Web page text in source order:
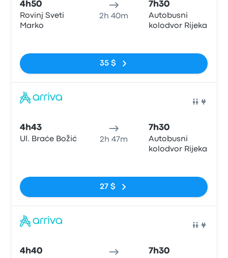
4h50
Rovinj Sveti
Marko
2h 40m
7h30
Autobusni
kolodvor Rijeka
35 $
4h43
Ul. Braće Božić 2h 47m
7h30
Autobusni
kolodvor Rijeka
27 $
4h40 7h30